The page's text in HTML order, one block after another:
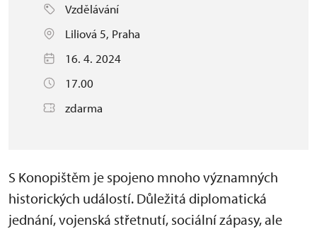
Vzdělávání
Liliová 5, Praha
16. 4. 2024
17.00
zdarma
S Konopištěm je spojeno mnoho významných
historických událostí. Důležitá diplomatická
jednání, vojenská střetnutí, sociální zápasy, ale